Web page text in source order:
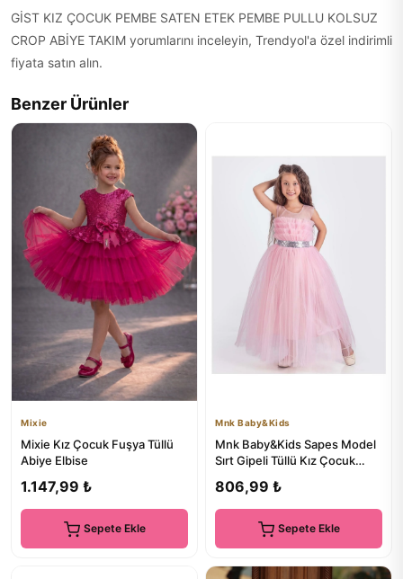
GİST KIZ ÇOCUK PEMBE SATEN ETEK PEMBE PULLU KOLSUZ
CROP ABİYE TAKIM yorumlarını inceleyin, Trendyol'a özel indirimli
fiyata satın alın.
Benzer Ürünler
Mixie
Mixie Kız Çocuk Fuşya Tüllü
Abiye Elbise
1.147,99 ₺
Sepete Ekle
Mnk Baby&Kids
Mnk Baby&Kids Sapes Model
Sırt Gipeli Tüllü Kız Çocuk
806,99 ₺
Sepete Ekle